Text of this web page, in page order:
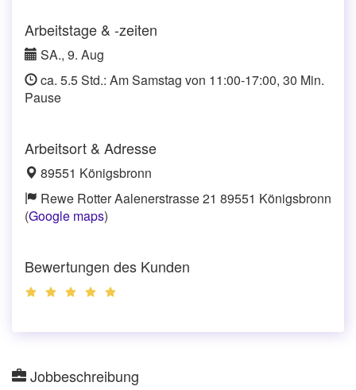
Arbeitstage & -zeiten
SA., 9. Aug
ca. 5.5 Std.: Am Samstag von 11:00-17:00, 30 Min.
Pause
Arbeitsort & Adresse
89551 Königsbronn
Rewe Rotter Aalenerstrasse 21 89551 Königsbronn
(Google maps)
Bewertungen des Kunden
Jobbeschreibung